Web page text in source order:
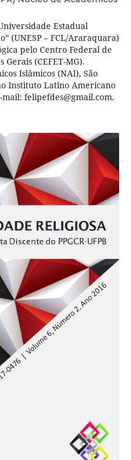
Estadual
(UNESP – FCL/Araraquara)
pelo Centro Federal de
(CEFET-MG).
Islâmicos (NAI), São
Instituto Latino Americano
felipefdes@gmail.com.